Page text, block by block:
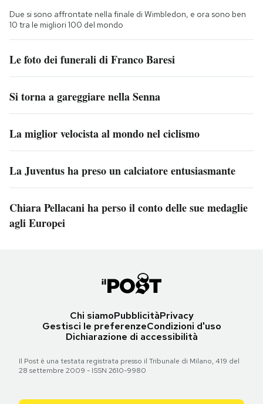
Due si sono affrontate nella finale di Wimbledon, e ora sono ben
10 tra le migliori 100 del mondo
Le foto dei funerali di Franco Baresi
Si torna a gareggiare nella Senna
La miglior velocista al mondo nel ciclismo
La Juventus ha preso un calciatore entusiasmante
Chiara Pellacani ha perso il conto delle sue medaglie
agli Europei
Chi siamoPubblicitàPrivacy
Gestisci le preferenzeCondizioni d'uso
Dichiarazione di accessibilità
Il Post è una testata registrata presso il Tribunale di Milano, 419 del
28 settembre 2009 - ISSN 2610-9980